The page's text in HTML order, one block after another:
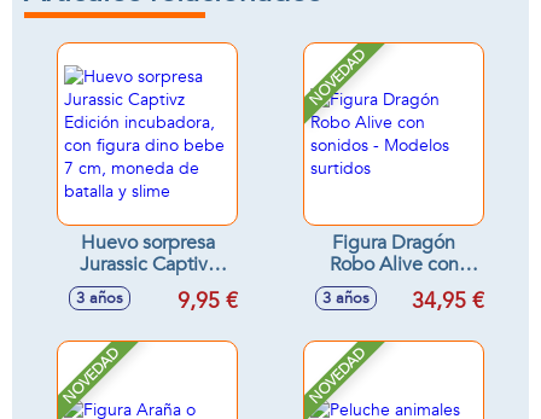
Huevo sorpresa
Jurassic Captivz
Edición
incubadora, con
cm, moneda de
batalla y slime
3 años 9,95 €
NOVEDAD
Figura Dragón
Robo Alive con
sonidos - Modelos
surtidos
3 años 34,95 €
NOVEDAD NOVEDAD